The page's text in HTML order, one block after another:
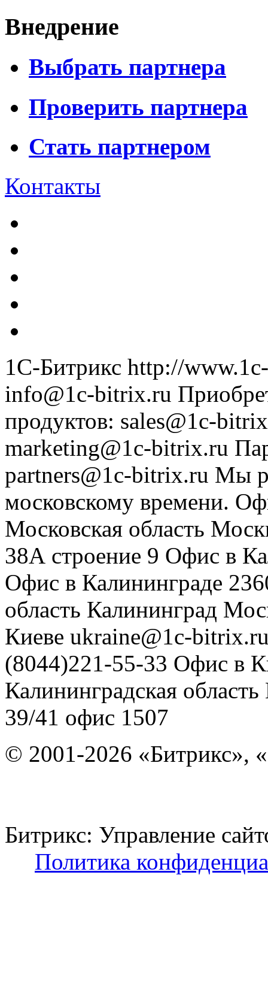
Внедрение
Выбрать партнера
Проверить партнера
Стать партнером
Контакты
1С-Битрикс http://
info@1c-bitrix.ru
продуктов: sales@1c-
marketing@1c-bitrix.ru
partners@1c-bitrix.ru Мы
московскому времени.
Московская область
38А строение 9 Офис в
Офис в Калининграде
область Калининград
Киеве ukraine@1c-
(8044)221-55-33 Офис в
Калининградская область
39/41 офис 1507
© 2001-2026 «Битрикс»,
Битрикс: Управление
Политика